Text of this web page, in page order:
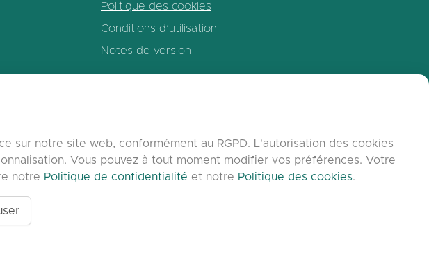
Politique des cookies
Conditions d’utilisation
Notes de version
| Developed by
sur notre site web, conformément au RGPD. L'autorisation des cookies
Vous pouvez à tout moment modifier vos préférences. Votre
notre Politique de confidentialité et notre Politique des cookies.